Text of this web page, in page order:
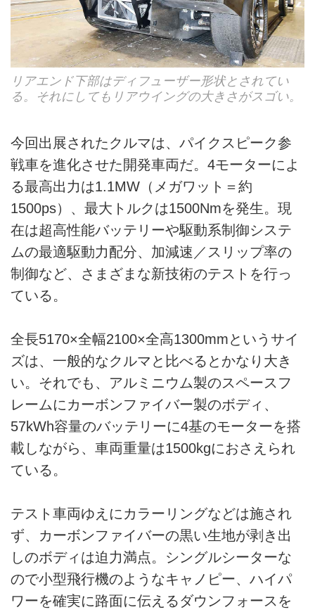
リアエンド下部はディフューザー形状とされてい
る。それにしてもリアウイングの大きさがスゴい。
今回出展されたクルマは、パイクスピーク参
戦車を進化させた開発車両だ。4モーターによ
る最高出力は1.1MW（メガワット＝約
1500ps）、最大トルクは1500Nmを発生。現
在は超高性能バッテリーや駆動系制御システ
ムの最適駆動力配分、加減速／スリップ率の
制御など、さまざまな新技術のテストを行っ
ている。
全長5170×全幅2100×全高1300mmというサイ
ズは、一般的なクルマと比べるとかなり大き
い。それでも、アルミニウム製のスペースフ
レームにカーボンファイバー製のボディ、
57kWh容量のバッテリーに4基のモーターを搭
載しながら、車両重量は1500kgにおさえられ
ている。
テスト車両ゆえにカラーリングなどは施され
ず、カーボンファイバーの黒い生地が剥き出
しのボディは迫力満点。シングルシーターな
ので小型飛行機のようなキャノピー、ハイパ
ワーを確実に路面に伝えるダウンフォースを